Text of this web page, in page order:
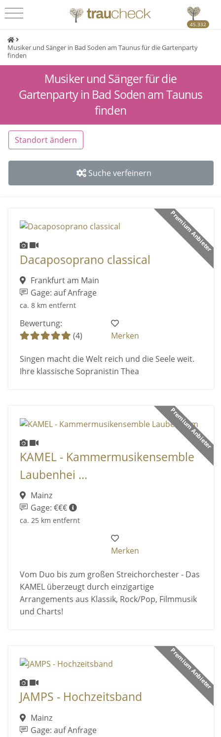
45.332
Musiker und Sänger in Bad Soden am Taunus für die Gartenparty
finden
Musiker und Sänger für die
Gartenparty in Bad Soden am Taunus
finden
Standort ändern
Suche verfeinern
Premium Anbieter
Dacaposoprano classical
Frankfurt am Main
Gage: auf Anfrage
ca. 8 km entfernt
Bewertung:
(4)
Merken
Singen macht die Welt reich und die Seele weit.
Ihre klassische Sopranistin Thea
Premium Anbieter
KAMEL - Kammermusikensemble
Laubenhei ...
Mainz
Gage: €€€
ca. 25 km entfernt
Merken
Vom Duo bis zum großen Streichorchester - Das
KAMEL überzeugt durch einzigartige
Arrangements aus Klassik, Rock/Pop, Filmmusik
und Charts!
Premium Anbieter
JAMPS - Hochzeitsband
Mainz
Gage: auf Anfrage